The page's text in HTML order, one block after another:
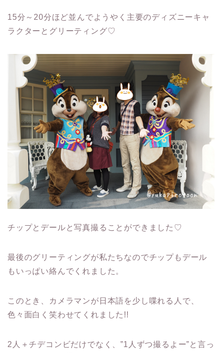
15分～20分ほど並んでようやく主要のディズニーキャ
ラクターとグリーティング♡
チップとデールと写真撮ることができました♡
最後のグリーティングが私たちなのでチップもデール
もいっぱい絡んでくれました。
このとき、カメラマンが日本語を少し喋れる人で、
色々面白く笑わせてくれました!!
2人＋チデコンビだけでなく、”1人ずつ撮るよー”と言っ